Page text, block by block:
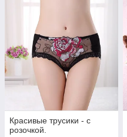
Красивые трусики - с
розочкой.